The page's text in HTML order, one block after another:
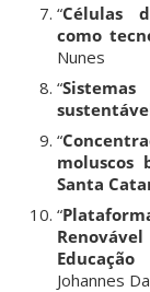
“Células
como
Nunes
“
“
moluscos
Santa
“
Johannes